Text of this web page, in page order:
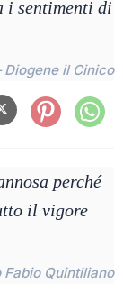
i sentimenti di
il Cinico
perché
il vigore
Quintiliano